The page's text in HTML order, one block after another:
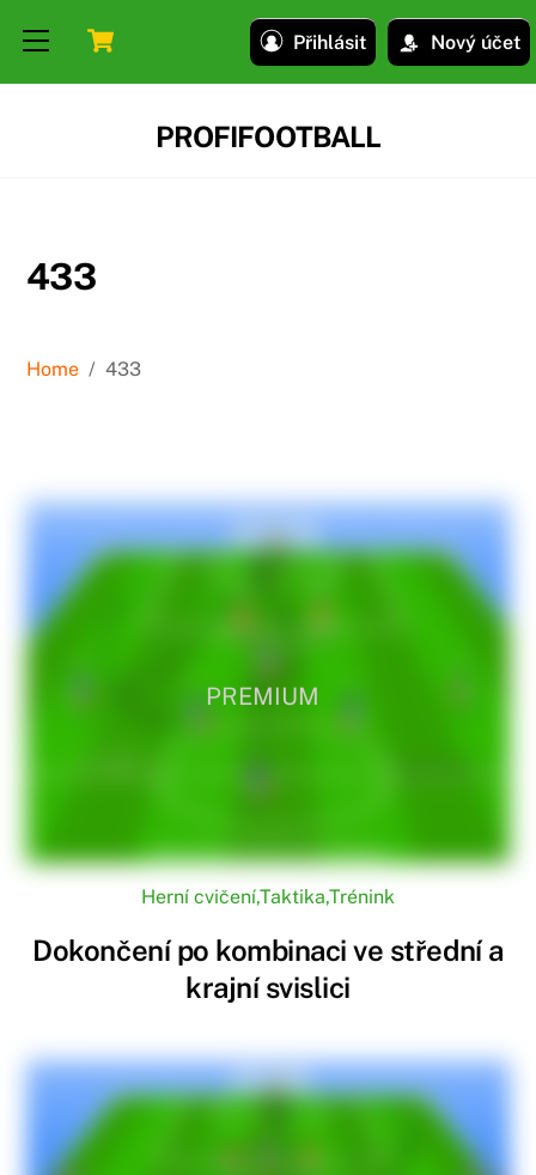
Přihlásit Nový účet
Menu
PROFIFOOTBALL
433
Home / 433
PREMIUM
Herní cvičení,Taktika,Trénink
Dokončení po kombinaci ve střední a
krajní svislici